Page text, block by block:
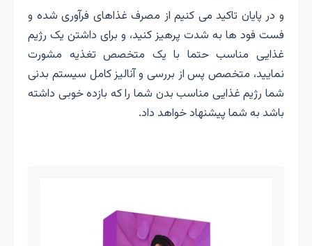
و در پایان تاکید می کنیم از مصرف غذاهای فرآوری شده و
فست فود ها به شدت پرهیز کنید، و برای داشتن یک رژیم
غذایی مناسب حتما با یک متخصص تغذیه مشورت
نمایید، متخصص پس از بررسی و آنالیز کامل سیستم بدنی
شما رژیم غذایی مناسب بدن شما را که بازده خوبی داشته
باشد به شما پیشنهاد خواهد داد.